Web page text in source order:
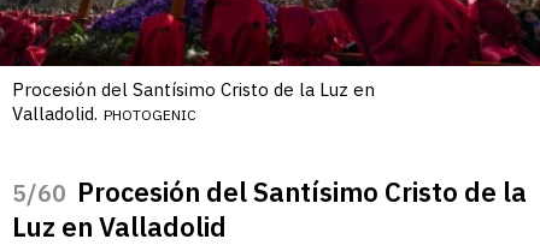
Procesión del Santísimo Cristo de la Luz en
Valladolid. PHOTOGENIC
/60 Procesión del Santísimo Cristo de la
Luz en Valladolid